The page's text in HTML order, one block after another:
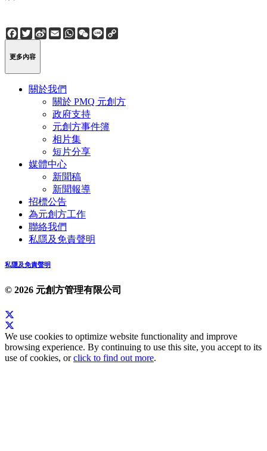
Facebook
Twitter
Sina
Weibo
EmailWhatsApp
WeChat
Line
更多內容
關於我們
關於 PMQ 元創方
政府支持
元創方事件簿
相片集
短片分享
媒體中心
新聞稿
新聞報導
招標公告
為元創方工作
聯絡我們
私隱及免責聲明
私隱及免責聲明
© 2026 元創方管理有限公司
We use cookies to optimize website functionality and improve
browsing experience. By continuing to use this site, you accept to its
use of cookies, orclick to find out more.